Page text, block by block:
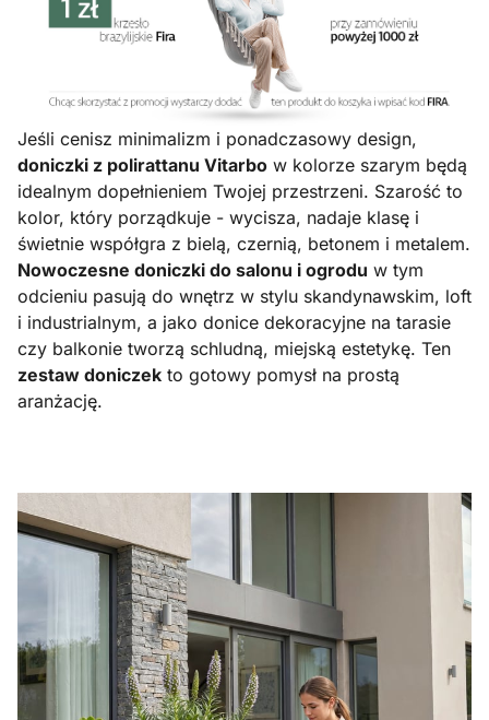
Jeśli cenisz minimalizm i ponadczasowy design,
doniczki z polirattanu Vitarbo w kolorze szarym będą
idealnym dopełnieniem Twojej przestrzeni. Szarość to
kolor, który porządkuje - wycisza, nadaje klasę i
świetnie współgra z bielą, czernią, betonem i metalem.
Nowoczesne doniczki do salonu i ogrodu w tym
odcieniu pasują do wnętrz w stylu skandynawskim, loft
i industrialnym, a jako donice dekoracyjne na tarasie
czy balkonie tworzą schludną, miejską estetykę. Ten
zestaw doniczek to gotowy pomysł na prostą
aranżację.